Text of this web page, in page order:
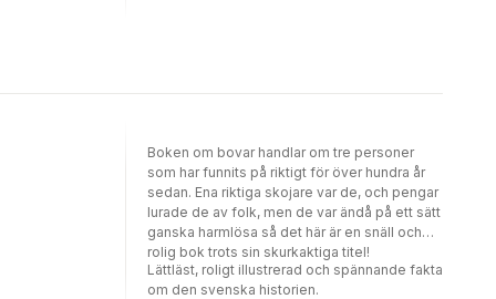
mitt i ett hisnande äventyr. Plötsligt jagas han
genom stan av varulvar, bergtroll och andra
skrämmande varelser ur den svenska
folktron. Till sin hjälp har han moster Betty
och vätten Rurik. Och så trolldomsboken
förstås. Boken skrevs av Malin Matsdotter,
den sista häxan, innan hon brändes på bål år
1676. Nu, mer än trehundra år senare,
Boken om bovar handlar om tre personer
som har funnits på riktigt för över hundra år
sedan. Ena riktiga skojare var de, och pengar
lurade de av folk, men de var ändå på ett sätt
ganska harmlösa så det här är en snäll och
rolig bok trots sin skurkaktiga titel!
Lättläst, roligt illustrerad och spännande fakta
om den svenska historien.